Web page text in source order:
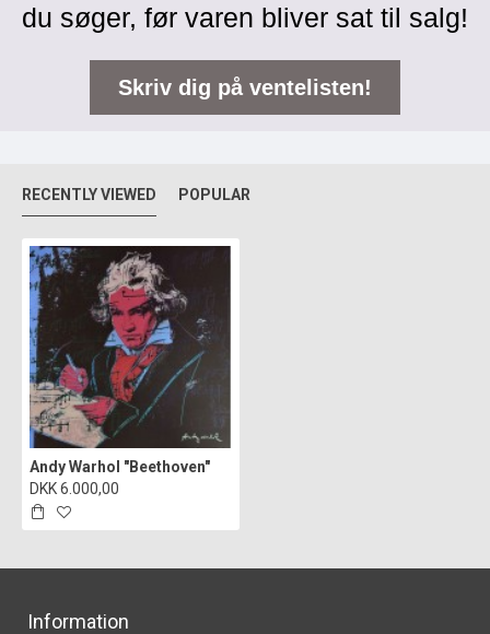
du søger, før varen bliver sat til salg!
Skriv dig på ventelisten!
RECENTLY VIEWED POPULAR
Andy Warhol "Beethoven"
DKK 6.000,00
Information